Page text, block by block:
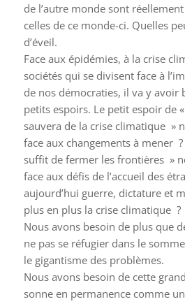
de l’autre monde sont
celles de ce monde-ci. Quelles
d’éveil.
Face aux épidémies, à la crise
sociétés qui se divisent face à
de nos démocraties, il va y avoir
petits espoirs. Le petit espoir de
sauvera de la crise climatique »
face aux changements à mener
suffit de fermer les frontières »
face aux défis de l’accueil des
aujourd’hui guerre, dictature et
plus en plus la crise climatique ?
Nous avons besoin de plus que
ne pas se réfugier dans le
le gigantisme des problèmes.
Nous avons besoin de cette
sonne en permanence comme